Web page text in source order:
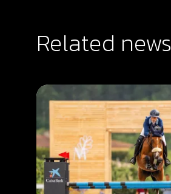
Related news